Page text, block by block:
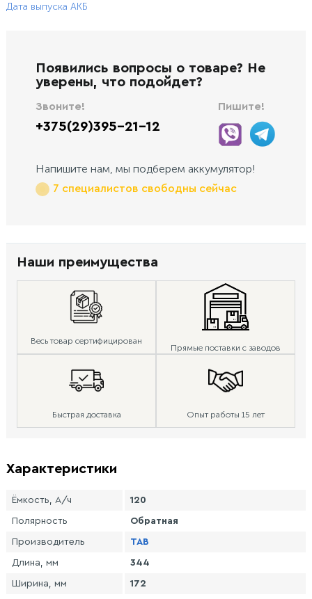
Дата выпуска АКБ
Появились вопросы о товаре? Не
уверены, что подойдет?
Звоните!
+375(29)395-21-12
Пишите!
Напишите нам, мы подберем аккумулятор!
7 специалистов свободны сейчас
Наши преимущества
Весь товар сертифицирован
Прямые поставки с заводов
Быстрая доставка Опыт работы 15 лет
Характеристики
Ёмкость, А/ч 120
Полярность Обратная
Производитель TAB
Длина, мм 344
Ширина, мм 172